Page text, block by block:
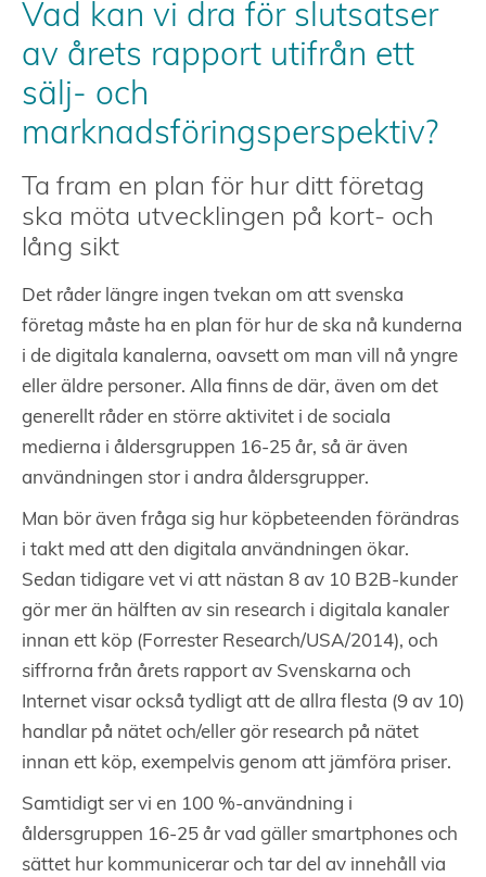
Vad kan vi dra för slutsatser
av årets rapport utifrån ett
sälj- och
marknadsföringsperspektiv?
Ta fram en plan för hur ditt företag
ska möta utvecklingen på kort- och
lång sikt
Det råder längre ingen tvekan om att svenska
företag måste ha en plan för hur de ska nå kunderna
i de digitala kanalerna, oavsett om man vill nå yngre
eller äldre personer. Alla finns de där, även om det
generellt råder en större aktivitet i de sociala
medierna i åldersgruppen 16-25 år, så är även
användningen stor i andra åldersgrupper.
Man bör även fråga sig hur köpbeteenden förändras
i takt med att den digitala användningen ökar.
Sedan tidigare vet vi att nästan 8 av 10 B2B-kunder
gör mer än hälften av sin research i digitala kanaler
innan ett köp (Forrester Research/USA/2014), och
siffrorna från årets rapport av Svenskarna och
Internet visar också tydligt att de allra flesta (9 av 10)
handlar på nätet och/eller gör research på nätet
innan ett köp, exempelvis genom att jämföra priser.
Samtidigt ser vi en 100 %-användning i
åldersgruppen 16-25 år vad gäller smartphones och
sättet hur kommunicerar och tar del av innehåll via